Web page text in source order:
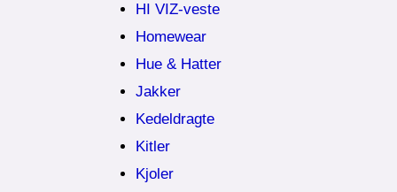
HI VIZ-veste
Homewear
Hue & Hatter
Jakker
Kedeldragte
Kitler
Kjoler